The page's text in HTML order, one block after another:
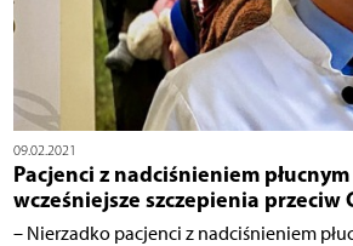
09.02.2021
Pacjenci z nadciśnieniem
wcześniejsze szczepienia przeciw
– Nierzadko pacjenci z nadciśnieniem